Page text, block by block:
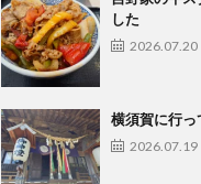
した
2026.07.20
横須賀に行っ
2026.07.19